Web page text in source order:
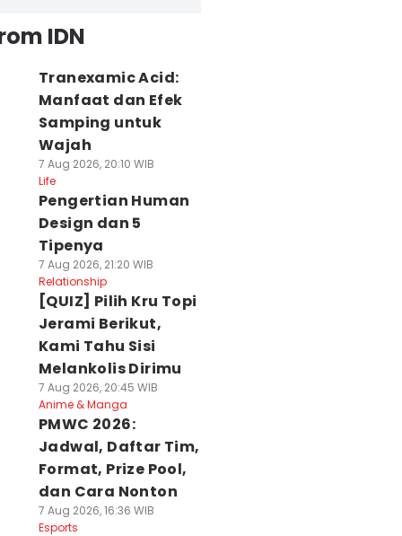
IDN
Tranexamic Acid:
Manfaat dan Efek
Samping untuk
Wajah
7 Aug 2026, 20:10 WIB
Life
Pengertian Human
Design dan 5
Tipenya
7 Aug 2026, 21:20 WIB
Relationship
[QUIZ] Pilih Kru Topi
Jerami Berikut,
Kami Tahu Sisi
Melankolis Dirimu
7 Aug 2026, 20:45 WIB
Anime & Manga
PMWC 2026:
Jadwal, Daftar Tim,
Format, Prize Pool,
dan Cara Nonton
7 Aug 2026, 16:36 WIB
Esports